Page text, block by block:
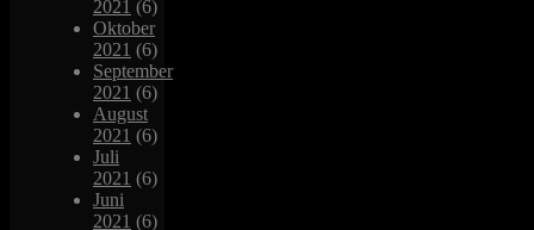
2021 (6)
Oktober
2021 (6)
September
2021 (6)
August
2021 (6)
Juli
2021 (6)
Juni
2021 (6)